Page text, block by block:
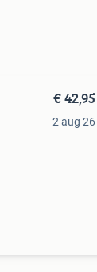
€ 42,95
2 aug 26